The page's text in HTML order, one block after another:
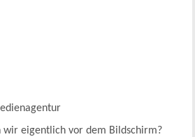
eigentlich vor dem Bildschirm?